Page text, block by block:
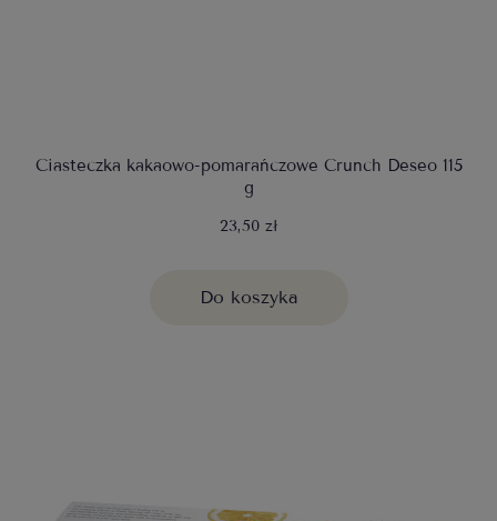
Ciasteczka kakaowo-pomarańczowe Crunch Deseo 115
g
23,50 zł
Do koszyka